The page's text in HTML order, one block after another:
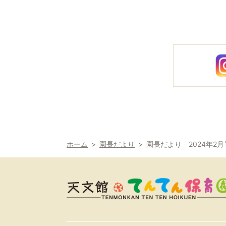
ホーム 園長だより 園長だより 2024年2月